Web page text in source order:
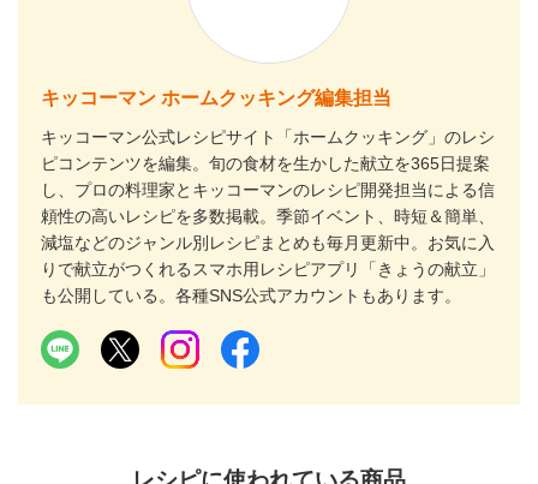
キッコーマン ホームクッキング編集担当
キッコーマン公式レシピサイト「ホームクッキング」のレシ
ピコンテンツを編集。旬の食材を生かした献立を365日提案
し、プロの料理家とキッコーマンのレシピ開発担当による信
頼性の高いレシピを多数掲載。季節イベント、時短＆簡単、
減塩などのジャンル別レシピまとめも毎月更新中。お気に入
りで献立がつくれるスマホ用レシピアプリ「きょうの献立」
も公開している。各種SNS公式アカウントもあります。